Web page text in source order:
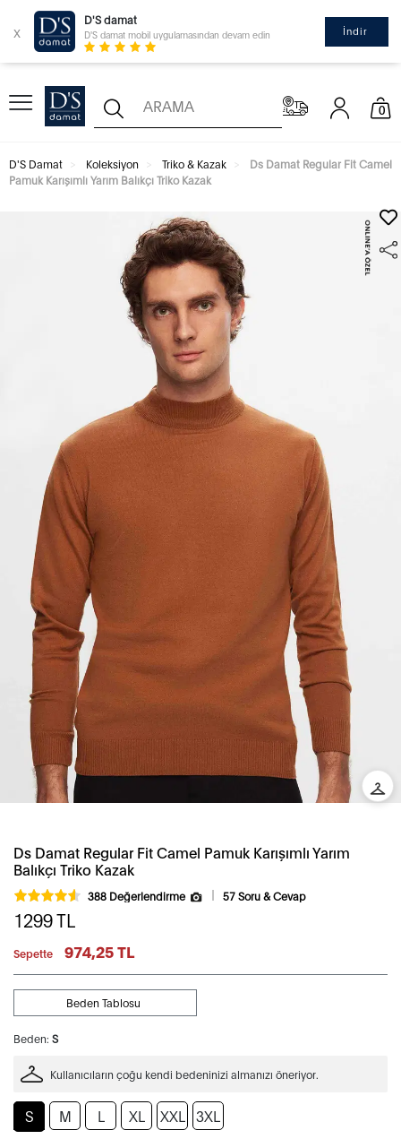
x
D'S damat
D'S damat mobil uygulamasından devam edin İndir
0
D'S Damat Koleksiyon Triko & Kazak
Ds Damat Regular Fit Camel
Pamuk Karışımlı Yarım Balıkçı Triko Kazak
Ds Damat Regular Fit Camel Pamuk Karışımlı Yarım
Balıkçı Triko Kazak
388 Değerlendirme 57 Soru & Cevap
1299TL
Sepette 974,25 TL
Beden: S
Beden Tablosu
Kullanıcıların çoğu kendi bedeninizi almanızı öneriyor.
S M L XL XXL 3XL